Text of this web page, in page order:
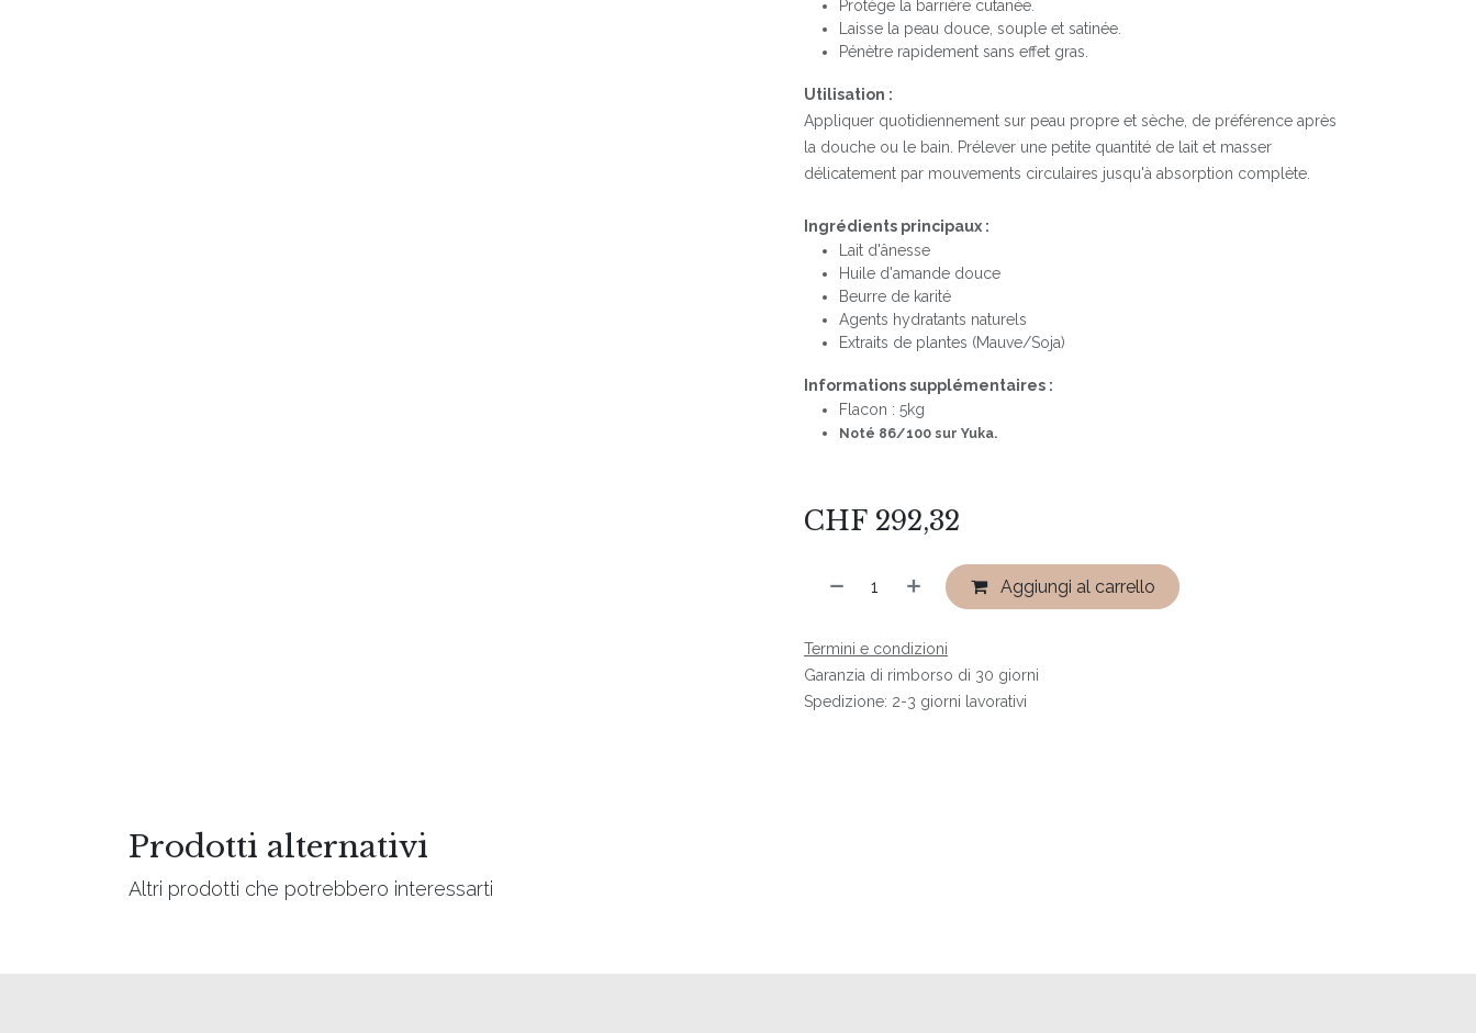
Protège la barrière cutanée.
Laisse la peau douce, souple et satinée.
Pénètre rapidement sans effet gras.
Utilisation :
Appliquer quotidiennement sur peau propre et sèche, de préférence après
la douche ou le bain. Prélever une petite quantité de lait et masser
délicatement par mouvements circulaires jusqu'à absorption complète.
Ingrédients principaux :
Lait d'ânesse
Huile d'amande douce
Beurre de karité
Agents hydratants naturels
Extraits de plantes (Mauve/Soja)
Informations supplémentaires :
Flacon : 5kg
Noté 86/100 sur Yuka.
CHF 292,32
Aggiungi al carrello
Termini e condizioni
Garanzia di rimborso di 30 giorni
Spedizione: 2-3 giorni lavorativi
Prodotti alternativi
Altri prodotti che potrebbero interessarti